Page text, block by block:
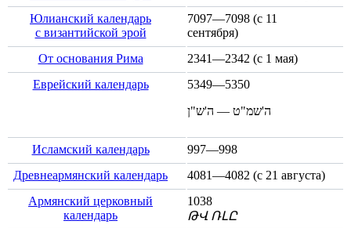
Юлианский календарь
с византийской эрой
7097—7098 (с 11
сентября)
От основания Рима
2341—2342 (с 1 мая)
Еврейский календарь
5349—5350
ה'שמ"ט — ה'ש"ן
Исламский календарь
997—998
Древнеармянский календарь
4081—4082 (с 21 августа)
Армянский церковный
календарь
1038
ԹՎ ՌԼԸ